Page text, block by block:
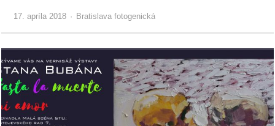
kauzy
konania
stavebné
konania
17. apríla 2018 Bratislava fotogenická